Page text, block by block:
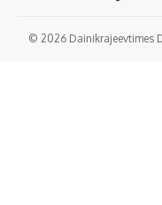
© 2026 Dainikrajeevtimes